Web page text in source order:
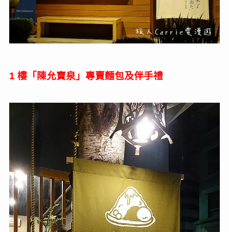
1 樓「陳允寶泉」專賣麵包及伴手禮